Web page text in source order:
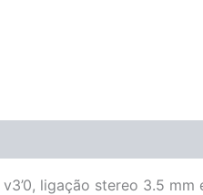
ligação stereo 3.5